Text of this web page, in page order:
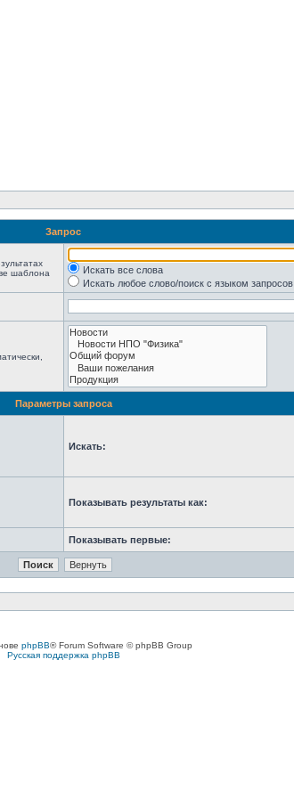
Запрос
шаблона
Искать все слова
Искать любое слово/поиск с языком запросов
Параметры запроса
Искать:
Показывать результаты как:
Показывать первые:
phpBB® Forum Software © phpBB Group
Русская поддержка phpBB